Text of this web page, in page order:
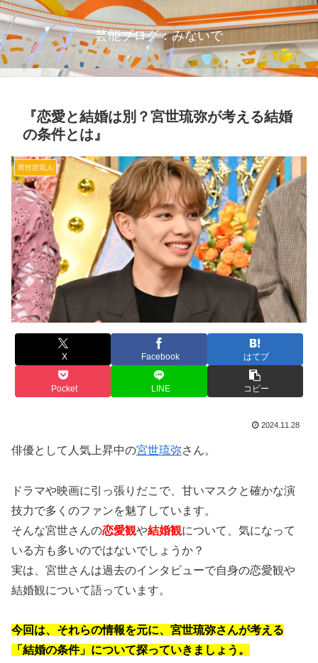
芸能ブログ：みないで
『恋愛と結婚は別？宮世琉弥が考える結婚
の条件とは』
男性芸能人
X Facebook はてブ
Pocket LINE コピー
2024.11.28
俳優として人気上昇中の宮世琉弥さん。
ドラマや映画に引っ張りだこで、甘いマスクと確かな演
技力で多くのファンを魅了しています。
そんな宮世さんの恋愛観や結婚観について、気になって
いる方も多いのではないでしょうか？
実は、宮世さんは過去のインタビューで自身の恋愛観や
結婚観について語っています。
今回は、それらの情報を元に、宮世琉弥さんが考える
「結婚の条件」について探っていきましょう。